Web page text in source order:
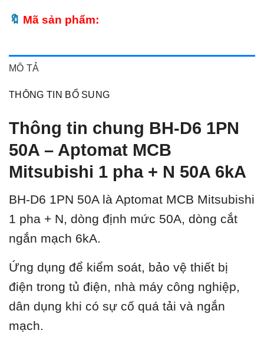
Mã sản phẩm:
MÔ TẢ
THÔNG TIN BỔ SUNG
Thông tin chung BH-D6 1PN
50A – Aptomat MCB
Mitsubishi 1 pha + N 50A 6kA
BH-D6 1PN 50A là Aptomat MCB Mitsubishi
1 pha + N, dòng định mức 50A, dòng cắt
ngắn mạch 6kA.
Ứng dụng để kiểm soát, bảo vệ thiết bị
điện trong tủ điện, nhà máy công nghiệp,
dân dụng khi có sự cố quá tải và ngắn
mạch.